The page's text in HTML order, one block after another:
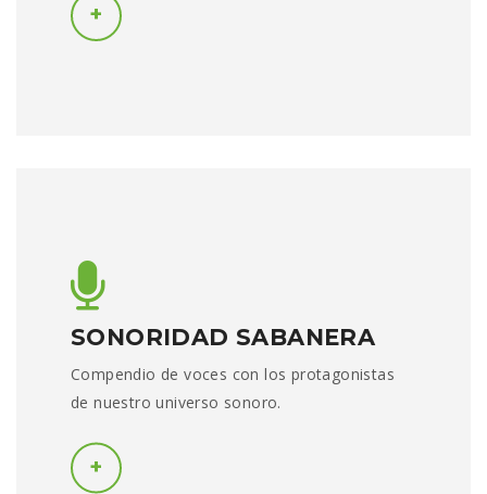
SONORIDAD SABANERA
Compendio de voces con los protagonistas
de nuestro universo sonoro.